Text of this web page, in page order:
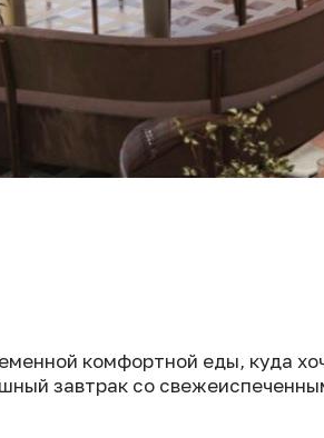
комфортной еды, куда
завтрак со